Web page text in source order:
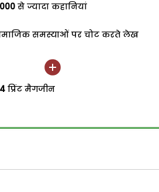
से ज्यादा कहानियां
समस्याओं पर चोट करते लेख
प्रिंट मैगजीन